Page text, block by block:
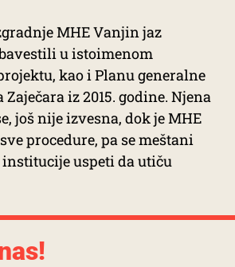
MHE Vanjin jaz
u istoimenom
kao i Planu generalne
iz 2015. godine. Njena
još nije izvesna, dok je MHE
procedure, pa se meštani
institucije uspeti da utiču